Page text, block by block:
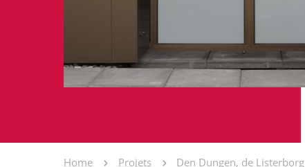
Home Projets Den Dungen, de Listerborg